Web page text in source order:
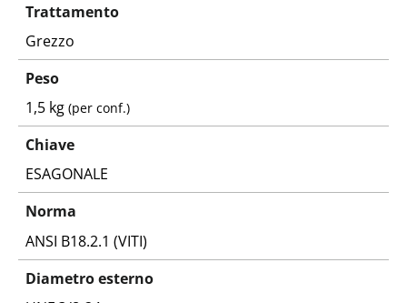
Trattamento
Grezzo
Peso
1,5 kg(per conf.)
Chiave
ESAGONALE
Norma
ANSI B18.2.1 (VITI)
Diametro esterno